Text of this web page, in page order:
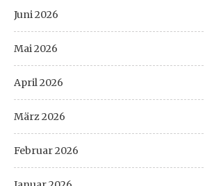
Juni 2026
Mai 2026
April 2026
März 2026
Februar 2026